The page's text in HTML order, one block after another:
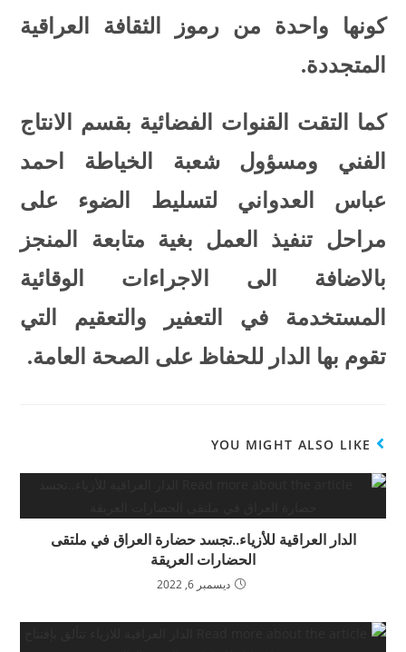
كونها واحدة من رموز الثقافة العراقية
المتجددة.
كما التقت القنوات الفضائية بقسم الانتاج
الفني ومسؤول شعبة الخياطة احمد
عباس العدواني لتسليط الضوء على
مراحل تنفيذ العمل بغية متابعة المنجز
بالاضافة الى الاجراءات الوقائية
المستخدمة في التعفير والتعقيم التي
تقوم بها الدار للحفاظ على الصحة العامة.
YOU MIGHT ALSO LIKE
الدار العراقية للأزياء..تجسد حضارة العراق في ملتقى
الحضارات العريقة
ديسمبر 6, 2022